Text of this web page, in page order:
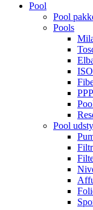
Pool
Pool
Pools
Pool